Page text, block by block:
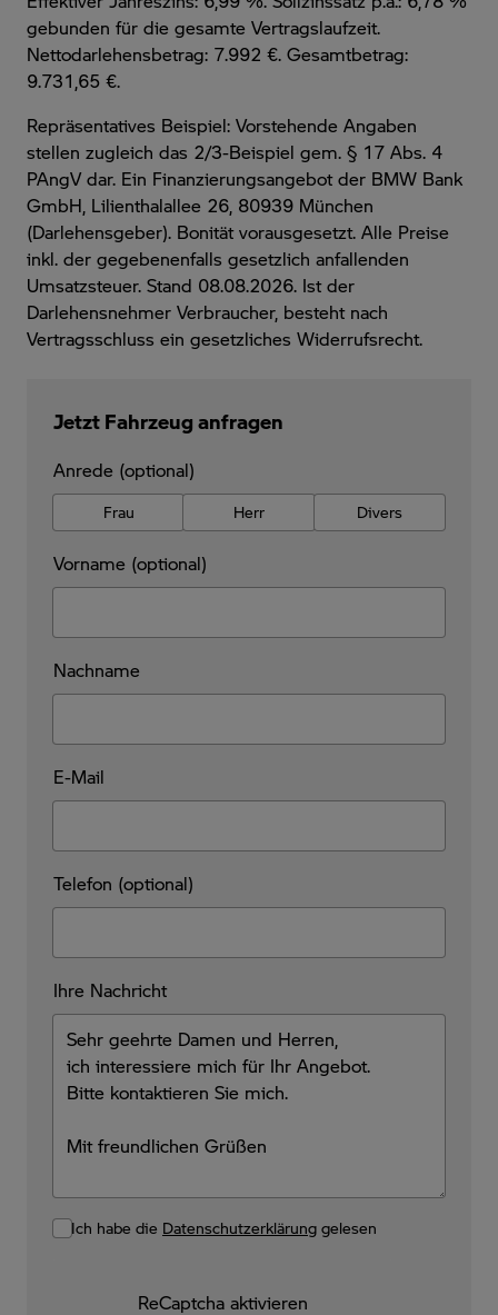
gebunden für die gesamte Vertragslaufzeit.
Nettodarlehensbetrag: 7.992 €. Gesamtbetrag:
9.731,65 €.
Repräsentatives Beispiel: Vorstehende Angaben
stellen zugleich das 2/3-Beispiel gem. § 17 Abs. 4
PAngV dar. Ein Finanzierungsangebot der BMW Bank
GmbH, Lilienthalallee 26, 80939 München
(Darlehensgeber). Bonität vorausgesetzt. Alle Preise
inkl. der gegebenenfalls gesetzlich anfallenden
Umsatzsteuer. Stand 08.08.2026. Ist der
Darlehensnehmer Verbraucher, besteht nach
Vertragsschluss ein gesetzliches Widerrufsrecht.
Jetzt Fahrzeug anfragen
Anrede (optional)
Frau Herr Divers
Vorname (optional)
Nachname
E-Mail
Telefon (optional)
Ihre Nachricht
Ich habe die Datenschutzerklärung gelesen
ReCaptcha aktivieren